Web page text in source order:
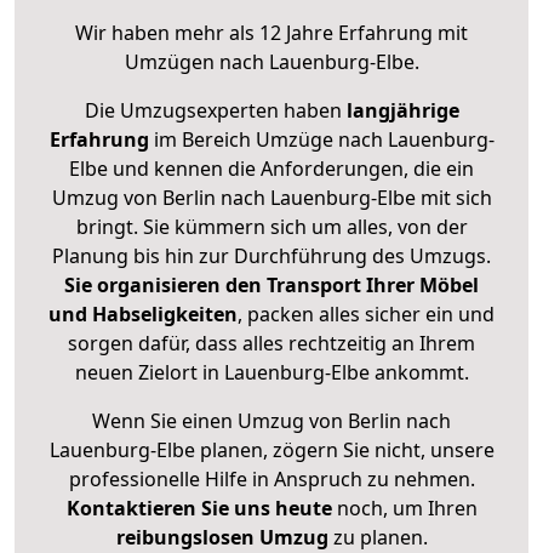
Wir haben mehr als 12 Jahre Erfahrung mit
Umzügen nach Lauenburg-Elbe.
Die Umzugsexperten haben langjährige
Erfahrung im Bereich Umzüge nach Lauenburg-
Elbe und kennen die Anforderungen, die ein
Umzug von Berlin nach Lauenburg-Elbe mit sich
bringt. Sie kümmern sich um alles, von der
Planung bis hin zur Durchführung des Umzugs.
Sie organisieren den Transport Ihrer Möbel
und Habseligkeiten, packen alles sicher ein und
sorgen dafür, dass alles rechtzeitig an Ihrem
neuen Zielort in Lauenburg-Elbe ankommt.
Wenn Sie einen Umzug von Berlin nach
Lauenburg-Elbe planen, zögern Sie nicht, unsere
professionelle Hilfe in Anspruch zu nehmen.
Kontaktieren Sie uns heutenoch, um Ihren
reibungslosen Umzug zu planen.